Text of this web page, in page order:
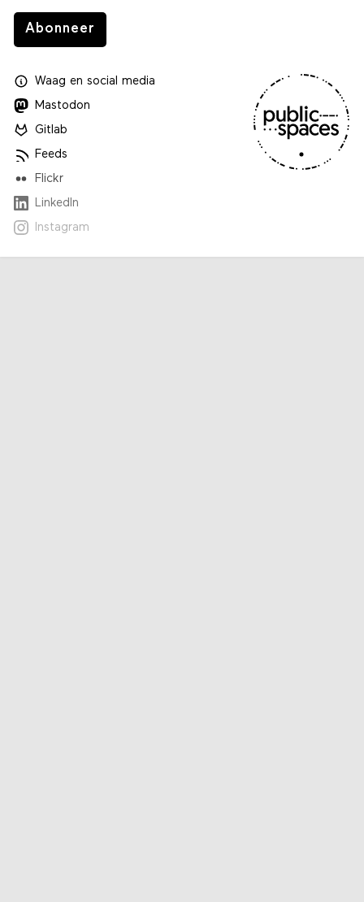
Abonneer
Waagen social media
Mastodon
Gitlab
Feeds
Flickr
LinkedIn
Instagram